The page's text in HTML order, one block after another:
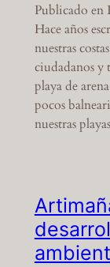
Publicado
Hace años
nuestras
ciudadanos y
playa de
pocos
nuestras